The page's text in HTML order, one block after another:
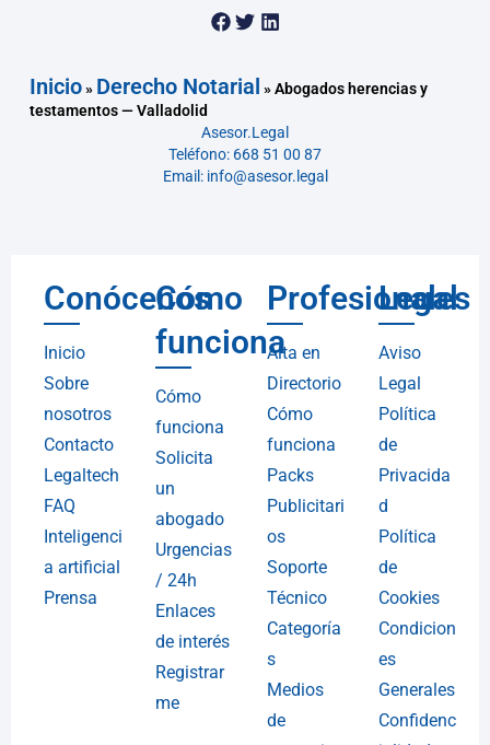
Inicio» Derecho Notarial »Abogados herencias y
testamentos — Valladolid
Asesor.Legal
Teléfono: 668 51 00 87
Email: info@asesor.legal
Conócenos
Inicio
Sobre
nosotros
Contacto
Legaltech
FAQ
Inteligenci
a artificial
Prensa
Cómo
funciona
Cómo
funciona
Solicita
un
abogado
Urgencias
/ 24h
Enlaces
de interés
Registrar
me
Profesionales
Alta en
Directorio
Cómo
funciona
Packs
Publicitari
os
Soporte
Técnico
Categoría
s
Medios
de
Legal
Aviso
Legal
Política
de
Privacida
d
Política
de
Cookies
Condicion
es
Generales
Confidenc